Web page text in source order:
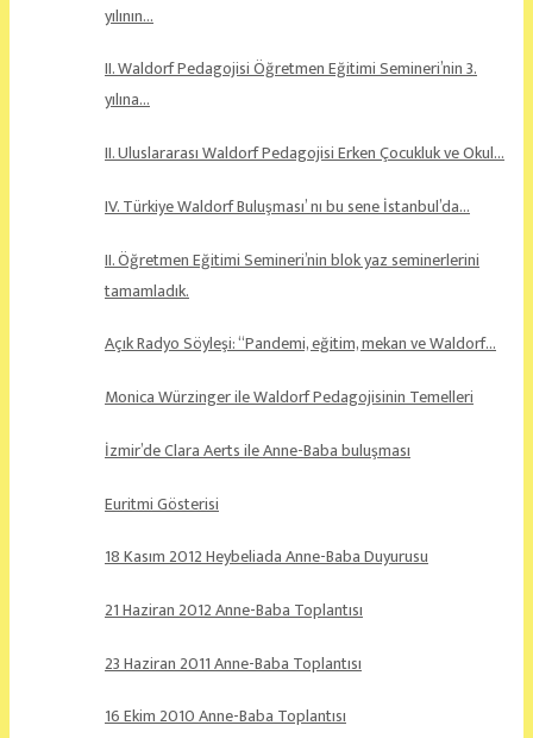
yılının…
II. Waldorf Pedagojisi Öğretmen Eğitimi Semineri’nin 3.
yılına…
II. Uluslararası Waldorf Pedagojisi Erken Çocukluk ve Okul…
IV. Türkiye Waldorf Buluşması’ nı bu sene İstanbul’da…
II. Öğretmen Eğitimi Semineri’nin blok yaz seminerlerini
tamamladık.
Açık Radyo Söyleşi: “Pandemi, eğitim, mekan ve Waldorf…
Monica Würzinger ile Waldorf Pedagojisinin Temelleri
İzmir’de Clara Aerts ile Anne-Baba buluşması
Euritmi Gösterisi
18 Kasım 2012 Heybeliada Anne-Baba Duyurusu
21 Haziran 2012 Anne-Baba Toplantısı
23 Haziran 2011 Anne-Baba Toplantısı
16 Ekim 2010 Anne-Baba Toplantısı